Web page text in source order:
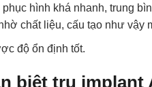
phục hình khá nhanh, trung
chất liệu, cấu tạo như vậy
độ ổn định tốt.
biệt trụ implant